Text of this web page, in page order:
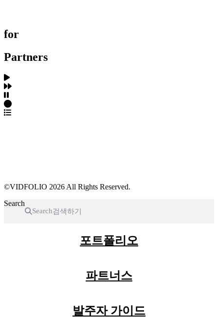
for
Partners
©VIDFOLIO 2026 All Rights Reserved.
Search
Search
포트폴리오
파트너스
발주자 가이드